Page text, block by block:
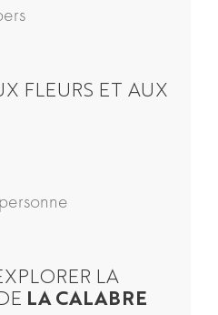
FLEURS ET AUX
LA
LA CALABRE